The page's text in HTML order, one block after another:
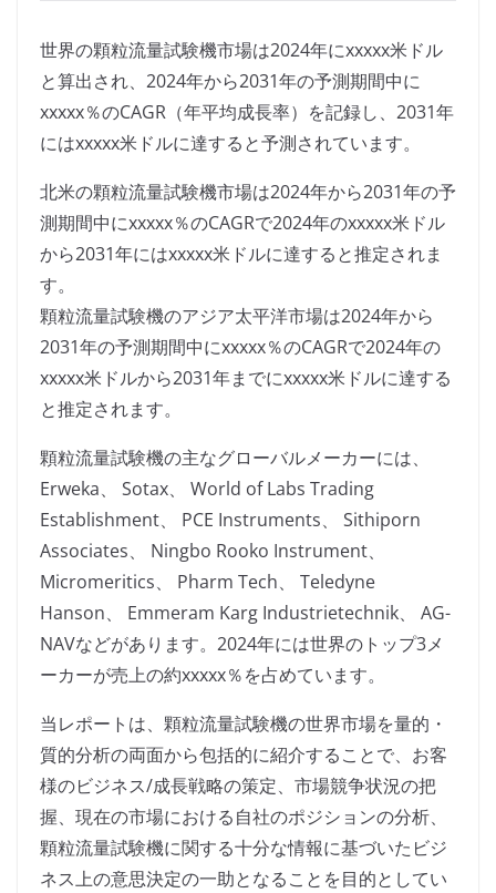
世界の顆粒流量試験機市場は2024年にxxxxx米ドル
と算出され、2024年から2031年の予測期間中に
xxxxx％のCAGR（年平均成長率）を記録し、2031年
にはxxxxx米ドルに達すると予測されています。
北米の顆粒流量試験機市場は2024年から2031年の予
測期間中にxxxxx％のCAGRで2024年のxxxxx米ドル
から2031年にはxxxxx米ドルに達すると推定されま
す。
顆粒流量試験機のアジア太平洋市場は2024年から
2031年の予測期間中にxxxxx％のCAGRで2024年の
xxxxx米ドルから2031年までにxxxxx米ドルに達する
と推定されます。
顆粒流量試験機の主なグローバルメーカーには、
Erweka、 Sotax、 World of Labs Trading
Establishment、 PCE Instruments、 Sithiporn
Associates、 Ningbo Rooko Instrument、
Micromeritics、 Pharm Tech、 Teledyne
Hanson、 Emmeram Karg Industrietechnik、 AG-
NAVなどがあります。2024年には世界のトップ3メ
ーカーが売上の約xxxxx％を占めています。
当レポートは、顆粒流量試験機の世界市場を量的・
質的分析の両面から包括的に紹介することで、お客
様のビジネス/成長戦略の策定、市場競争状況の把
握、現在の市場における自社のポジションの分析、
顆粒流量試験機に関する十分な情報に基づいたビジ
ネス上の意思決定の一助となることを目的としてい